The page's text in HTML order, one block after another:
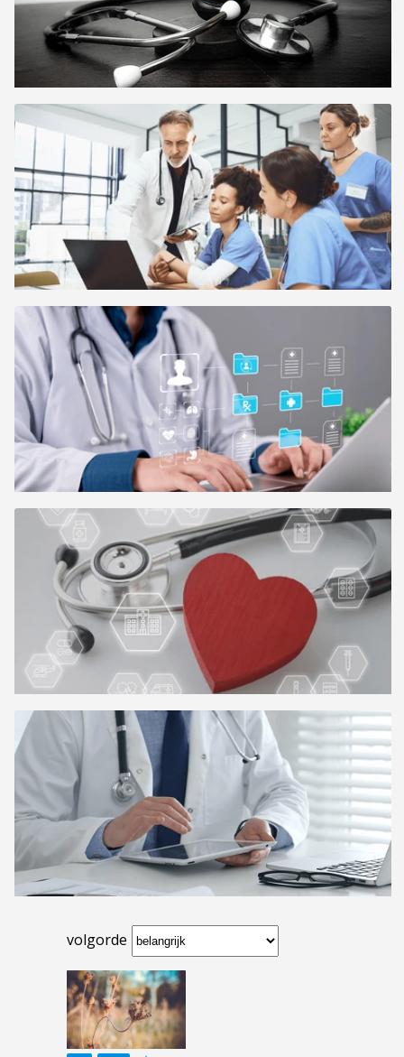
volgorde